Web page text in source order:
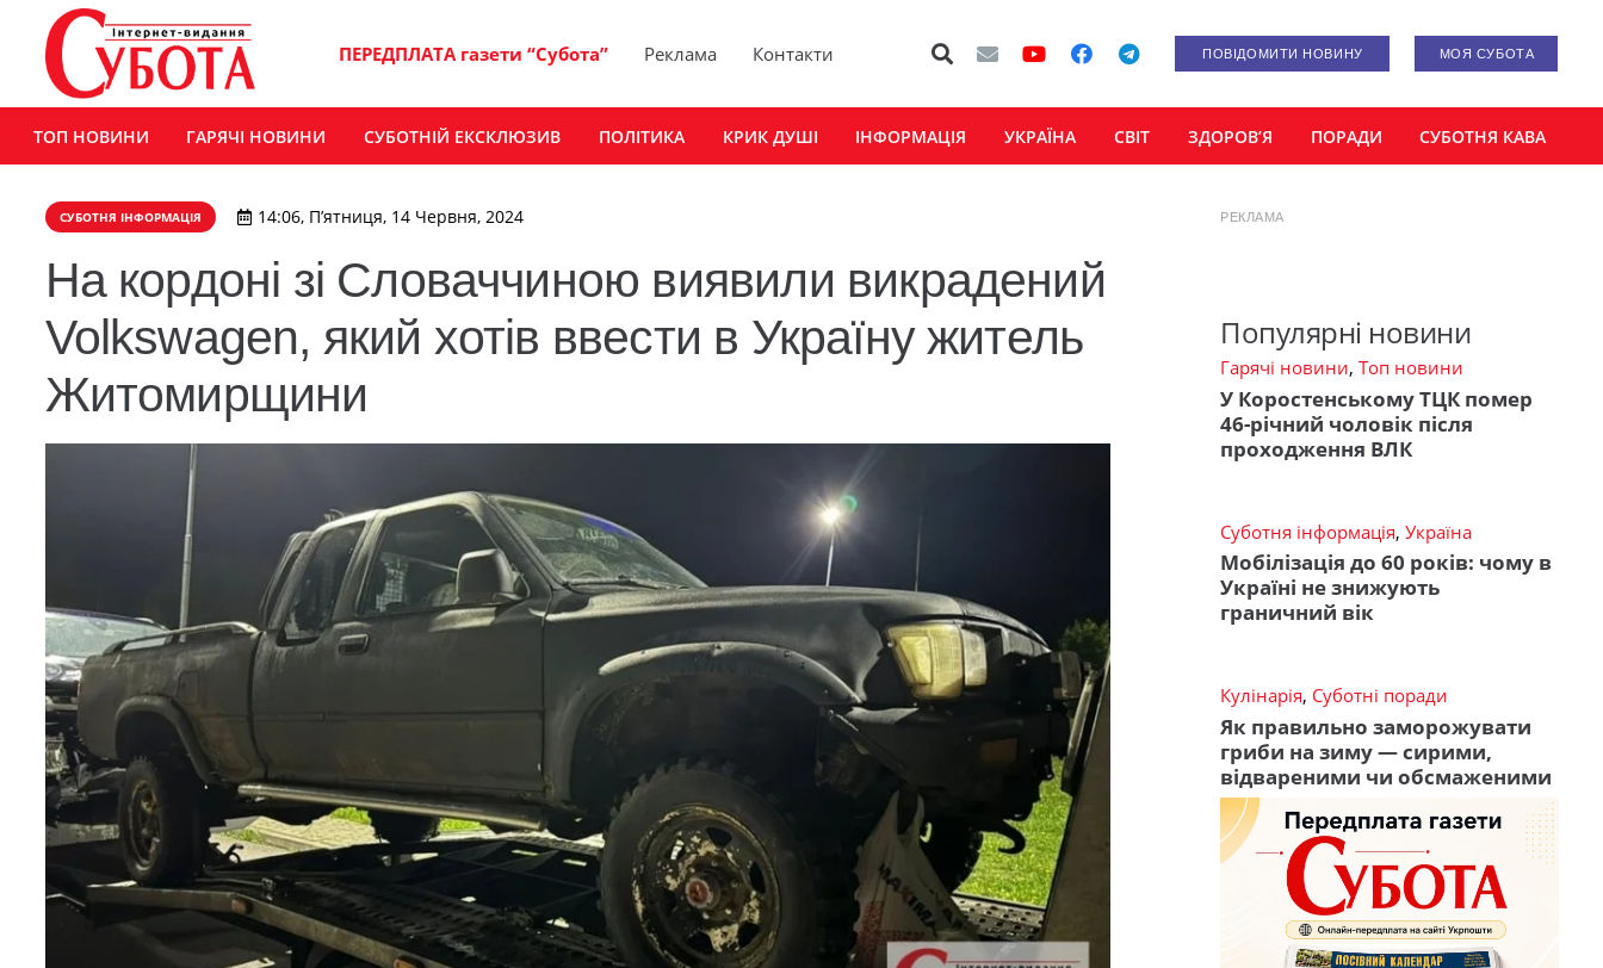
ПЕРЕДПЛАТА газети “Субота” Реклама Контакти ПОВІДОМИТИ НОВИНУ МОЯ СУБОТА
ТОП НОВИНИ ГАРЯЧІ НОВИНИ СУБОТНІЙ ЕКСКЛЮЗИВ ПОЛІТИКА КРИК ДУШІ ІНФОРМАЦІЯ УКРАЇНА СВІТ ЗДОРОВ’Я ПОРАДИ СУБОТНЯ КАВА
СУБОТНЯ ІНФОРМАЦІЯ 14:06, П’ятниця, 14 Червня, 2024
На кордоні зі Словаччиною виявили викрадений
Volkswagen, який хотів ввести в Україну житель
Житомирщини
РЕКЛАМА
Популярні новини
Гарячі новини, Топ новини
У Коростенському ТЦК помер
46-річний чоловік після
проходження ВЛК
Суботня інформація, Україна
Мобілізація до 60 років: чому в
Україні не знижують
граничний вік
Кулінарія, Суботні поради
Як правильно заморожувати
гриби на зиму — сирими,
відвареними чи обсмаженими